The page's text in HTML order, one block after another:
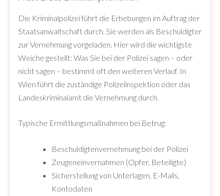
Die Kriminalpolizei führt die Erhebungen im Auftrag der
Staatsanwaltschaft durch. Sie werden als Beschuldigter
zur Vernehmung vorgeladen. Hier wird die wichtigste
Weiche gestellt: Was Sie bei der Polizei sagen – oder
nicht sagen – bestimmt oft den weiteren Verlauf. In
Wien führt die zuständige Polizeiinspektion oder das
Landeskriminalamt die Vernehmung durch.
Typische Ermittlungsmaßnahmen bei Betrug:
Beschuldigtenvernehmung bei der Polizei
Zeugeneinvernahmen (Opfer, Beteiligte)
Sicherstellung von Unterlagen, E-Mails,
Kontodaten